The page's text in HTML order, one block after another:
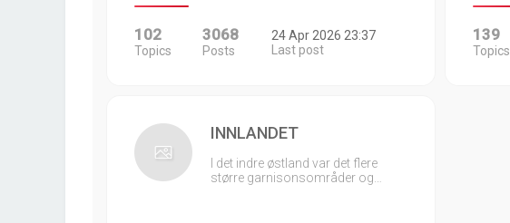
102
Topics
3068
Posts
24 Apr 2026 23:37
Last post
139
Topics
INNLANDET
I det indre østland var det flere
større garnisonsområder og…